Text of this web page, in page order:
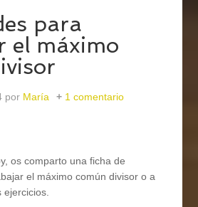
para
el máximo
por María 1 comentario
os comparto una ficha de
el máximo común divisor o a
ejercicios.